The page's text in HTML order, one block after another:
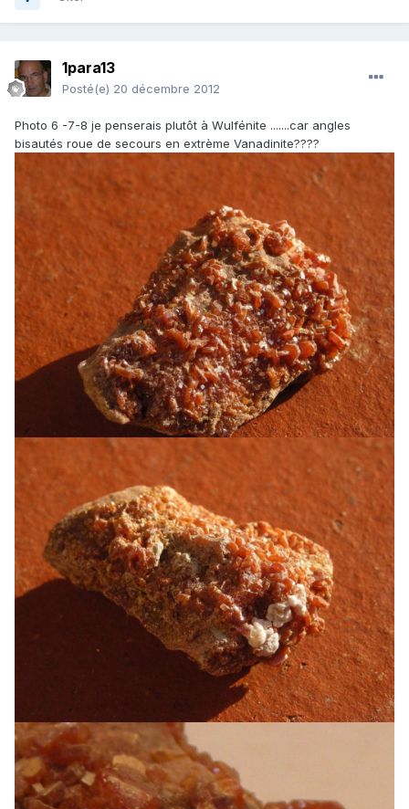
1para13
Posté(e) 20 décembre 2012
Photo 6 -7-8 je penserais plutôt à Wulfénite .......car angles
bisautés roue de secours en extrème Vanadinite????